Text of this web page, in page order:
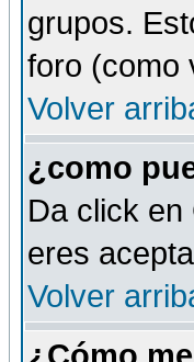
grupos.
foro (como
Volver
¿como
Da click
eres
Volver